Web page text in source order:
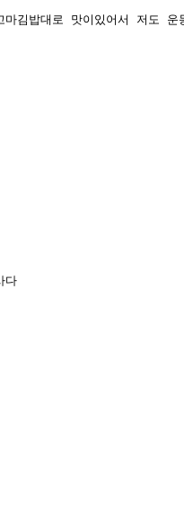
김밥대로 맛이있어서 저도 운
다